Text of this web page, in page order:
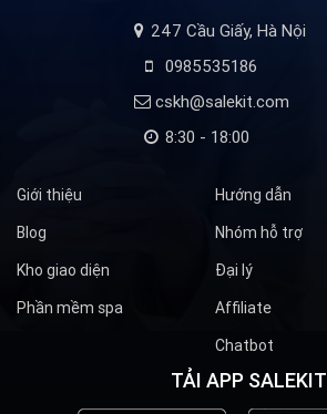
247 Cầu Giấy, Hà Nội
0985535186
cskh@salekit.com
8:30 - 18:00
Giới thiệu
Blog
Kho giao diện
Phần mềm spa
Hướng dẫn
Nhóm hỗ trợ
Đại lý
Affiliate
Chatbot
TẢI APP SALEKIT